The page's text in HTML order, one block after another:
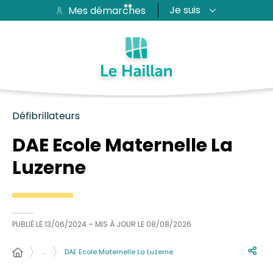
Aide et accessibilité
Passer au menu
Passer au contenuMes démarches Je suis
Défibrillateurs
DAE Ecole Maternelle La
Luzerne
PUBLIÉ LE13/06/2024 – MIS À JOUR LE 08/08/2026
… DAE Ecole Maternelle La Luzerne